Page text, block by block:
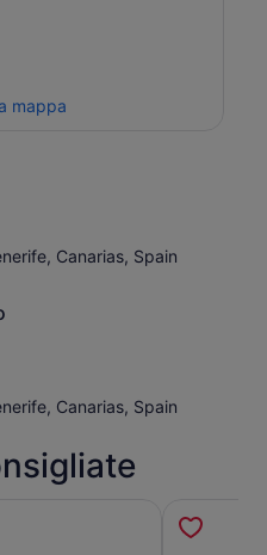
mappa
Canarias, Spain
Canarias, Spain